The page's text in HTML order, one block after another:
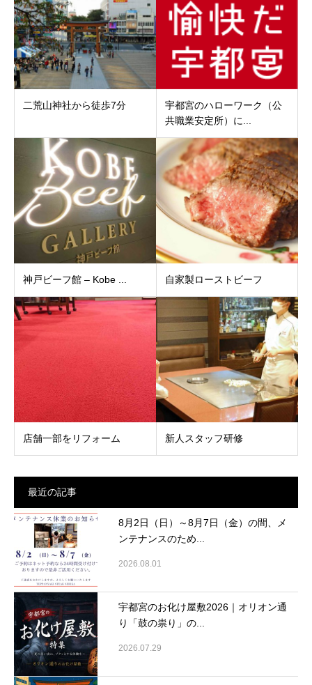
二荒山神社から徒歩7分
宇都宮のハローワーク（公
共職業安定所）に...
神戸ビーフ館 – Kobe ... 自家製ローストビーフ
店舗一部をリフォーム 新人スタッフ研修
最近の記事
8月2日（日）～8月7日（金）の間、メ
ンテナンスのため...
2026.08.01
宇都宮のお化け屋敷2026｜オリオン通
り「鼓の祟り」の...
2026.07.29